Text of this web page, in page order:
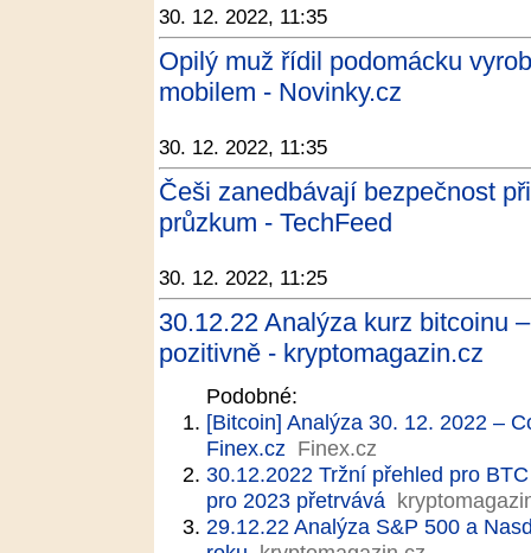
30. 12. 2022, 11:35
Opilý muž řídil podomácku
mobilem - Novinky.cz
30. 12. 2022, 11:35
Češi zanedbávají bezpečnost
průzkum - TechFeed
30. 12. 2022, 11:25
30.12.22 Analýza kurz bitcoinu
pozitivně - kryptomagazin.cz
Podobné:
[Bitcoin] Analýza 30. 12. 2022 –
Finex.cz Finex.cz
30.12.2022 Tržní přehled pro
pro 2023 přetrvává
29.12.22 Analýza S&P 500 a